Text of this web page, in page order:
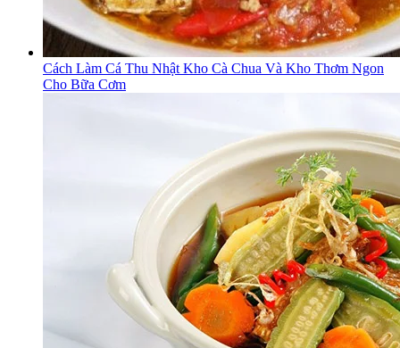
Cách Làm Cá Thu Nhật Kho Cà Chua Và Kho Thơm Ngon
Cho Bữa Cơm